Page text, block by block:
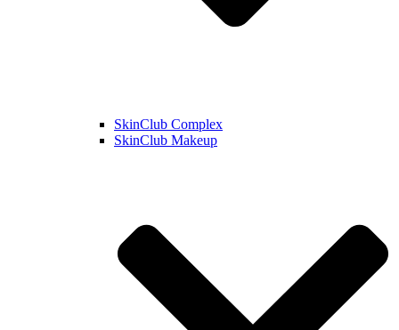
SkinClub Complex
SkinClub Makeup